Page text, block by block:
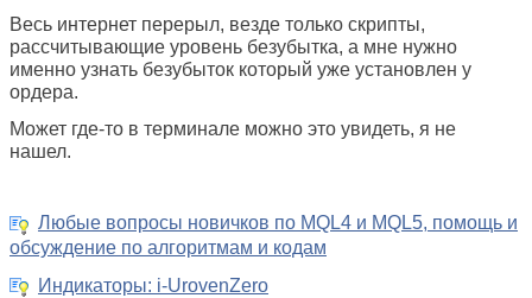
Весь интернет перерыл, везде только скрипты,
рассчитывающие уровень безубытка, а мне нужно
именно узнать безубыток который уже установлен у
ордера.
Может где-то в терминале можно это увидеть, я не
нашел.
Любые вопросы новичков по MQL4 и MQL5, помощь и
обсуждение по алгоритмам и кодам
Индикаторы: i-UrovenZero